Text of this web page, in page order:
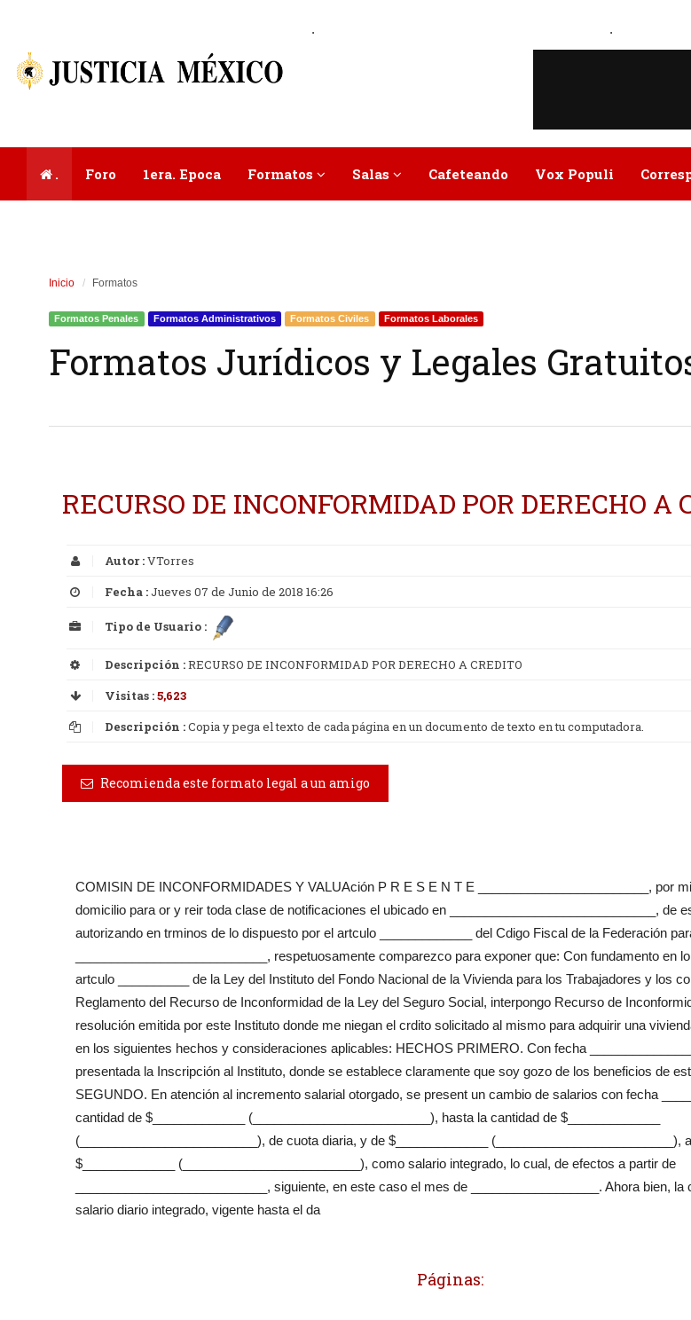
. .
. Foro 1era. Epoca Formatos Salas Cafeteando Vox Populi
Inicio Formatos
Formatos Penales Formatos Administrativos Formatos Civiles Formatos Laborales
Formatos Jurídicos y Legales
RECURSO DE INCONFORMIDAD POR DERECHO A
Autor :VTorres
Fecha :Jueves 07 de Junio de 2018 16:26
Tipo de Usuario :
Descripción :RECURSO DE INCONFORMIDAD POR DERECHO A CREDITO
Visitas :5,623
Descripción :Copia y pega el texto de cada página en un documento de texto en tu computadora.
Recomienda este formato legal a un amigo
COMISIN DE INCONFORMIDADES Y VALUAción P R E S E N T E ________________________, por
domicilio para or y reir toda clase de notificaciones el ubicado en _____________________________, de
autorizando en trminos de lo dispuesto por el artculo _____________ del Cdigo Fiscal de la Federación
___________________________, respetuosamente comparezco para exponer que: Con fundamento en
artculo __________ de la Ley del Instituto del Fondo Nacional de la Vivienda para los Trabajadores y los
Reglamento del Recurso de Inconformidad de la Ley del Seguro Social, interpongo Recurso de
resolución emitida por este Instituto donde me niegan el crdito solicitado al mismo para adquirir una
en los siguientes hechos y consideraciones aplicables: HECHOS PRIMERO. Con fecha
presentada la Inscripción al Instituto, donde se establece claramente que soy gozo de los beneficios de
SEGUNDO. En atención al incremento salarial otorgado, se present un cambio de salarios con fecha
cantidad de $_____________ (_________________________), hasta la cantidad de $_____________
(_________________________), de cuota diaria, y de $_____________ (_________________________),
$_____________ (_________________________), como salario integrado, lo cual, de efectos a partir de
___________________________, siguiente, en este caso el mes de __________________. Ahora bien,
salario diario integrado, vigente hasta el da
Páginas: